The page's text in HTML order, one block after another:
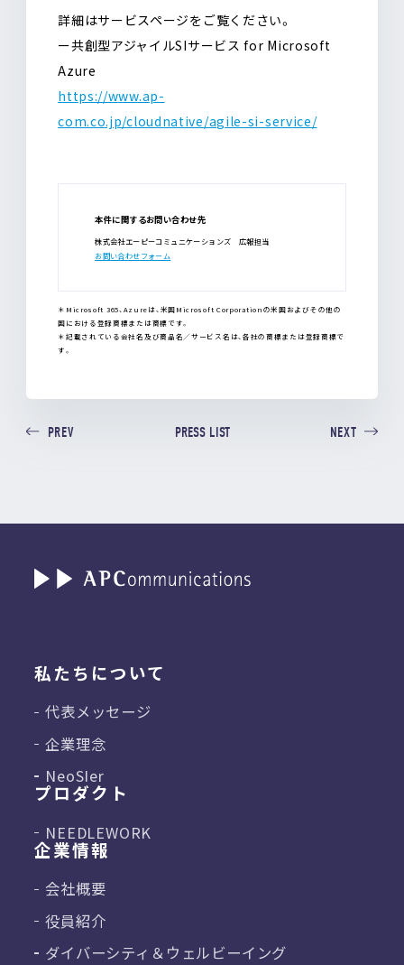
詳細はサービスページをご覧ください。
ー共創型アジャイルSIサービス for Microsoft
Azure
https://www.ap-
com.co.jp/cloudnative/agile-si-service/
本件に関するお問い合わせ先
株式会社エーピーコミュニケーションズ 広報担当
お問い合わせフォーム
＊Microsoft 365、Azureは、米国Microsoft Corporationの米国およびその他の
国における登録商標または商標です。
＊記載されている会社名及び商品名／サービス名は、各社の商標または登録商標で
す。
PREV PRESS LIST NEXT
私たちについて
代表メッセージ
企業理念
NeoSIer
プロダクト
NEEDLEWORK
企業情報
会社概要
役員紹介
ダイバーシティ＆ ウェルビーイング